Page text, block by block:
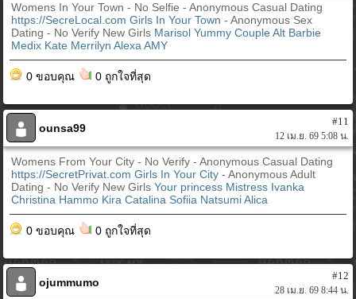
Womens In Your Town - No Selfie - Anonymous Casual Dating
https://SecreLocal.com Girls In Your Town- Anonymous Sex
Dating - No Verify New Girls Marisol Yummy Couple Alt Barbie
Medix Kate Merrilyn Alexa AMY
0 ขอบคุณ 0 ถูกใจที่สุด
ounsa99
#11
12 เม.ย. 69 5:08 น.
Womens From Your City - No Verify - Anonymous Casual Dating
https://SecretPrivat.com Girls In Your City- Anonymous Adult
Dating - No Verify New GirlsYour princess Mistress Ivanka
Christina Hammo Kira Catalina Sofiia Natsumi Alica
0 ขอบคุณ 0 ถูกใจที่สุด
ojummumo
#12
28 เม.ย. 69 8:44 น.